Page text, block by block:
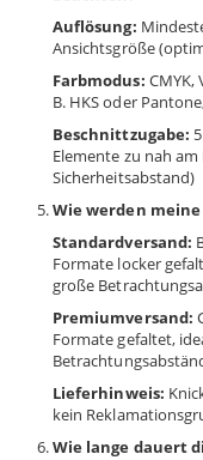
Auflösung:
Ansichtsgröße
Farbmodus:
B. HKS oder
Beschnittzugabe:
Elemente zu nah
Sicherheitsabstand)
Wie werden
Standardversand:
Formate locker
große
Premiumversand:
Formate gefaltet,
Lieferhinweis:
kein
Wie lange dauert